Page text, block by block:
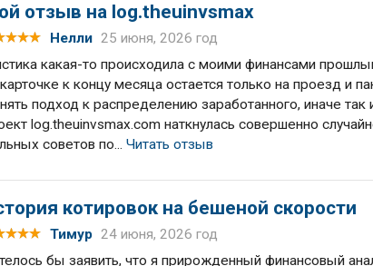
отзыв на log.theuinvsmax
Нелли 25 июня, 2026 год
какая-то происходила с моими финансами
к концу месяца остается только на проезд и
подход к распределению заработанного, иначе
log.theuinvsmax.com наткнулась совершенно
советов по...Читать отзыв
котировок на бешеной скорости
Тимур 24 июня, 2026 год
бы заявить, что я прирожденный финансовый